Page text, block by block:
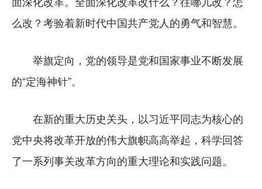
么改？考验着新时代中国共产党人的勇气和智慧。
举旗定向，党的领导是党和国家事业不断发展
的“定海神针”。
在新的重大历史关头，以习近平同志为核心的
党中央将改革开放的伟大旗帜高高举起，科学回答
了一系列事关改革方向的重大理论和实践问题。